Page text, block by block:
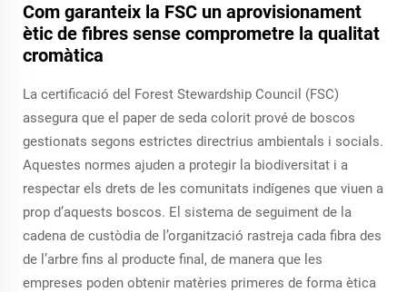
Com garanteix la FSC un aprovisionament
ètic de fibres sense comprometre la qualitat
cromàtica
La certificació del Forest Stewardship Council (FSC)
assegura que el paper de seda colorit prové de boscos
gestionats segons estrictes directrius ambientals i socials.
Aquestes normes ajuden a protegir la biodiversitat i a
respectar els drets de les comunitats indígenes que viuen a
prop d’aquests boscos. El sistema de seguiment de la
cadena de custòdia de l’organització rastreja cada fibra des
de l’arbre fins al producte final, de manera que les
empreses poden obtenir matèries primeres de forma ètica